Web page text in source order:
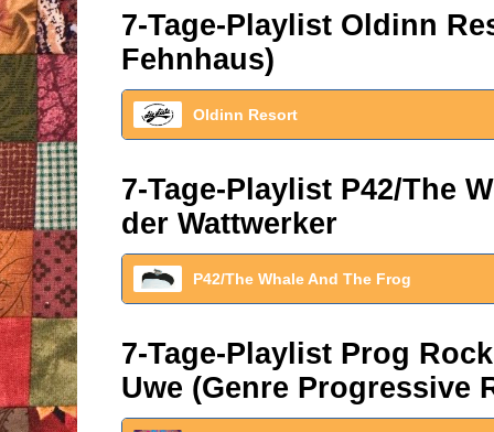
7-Tage-Playlist Oldinn
Fehnhaus)
Oldinn Resort
7-Tage-Playlist P42/The
der Wattwerker
P42/The Whale And The Frog
7-Tage-Playlist Prog
Uwe (Genre Progressive